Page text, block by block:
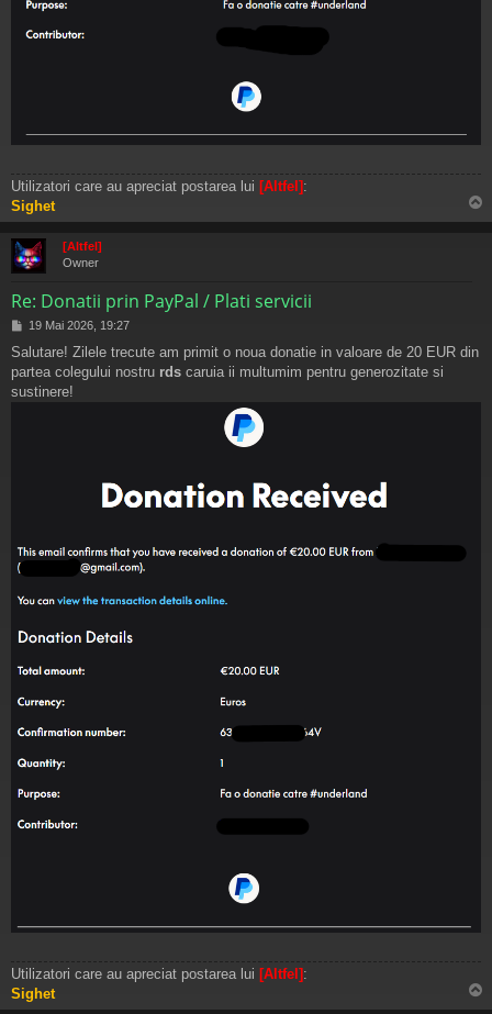
Utilizatori care au apreciat postarea lui [Altfel] :
Sighet
u
[Altfel]
Owner
Re: Donatii prin PayPal / Plati servicii
M
s
a
j
19 Mai 2026, 19:27
Salutare! Zilele trecute am primit o noua donatie in valoare de 20 EUR din
partea colegului nostru rds caruia ii multumim pentru generozitate si
sustinere!
Utilizatori care au apreciat postarea lui [Altfel] :
Sighet
u